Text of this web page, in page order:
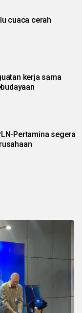
cuaca cerah
kerja sama
Pertamina segera